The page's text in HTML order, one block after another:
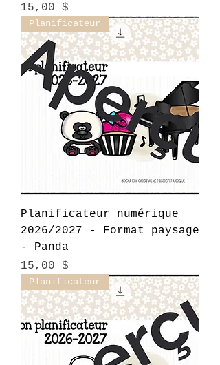
Prix
15,00 $
Planificateur
Planificateur numérique
2026/2027 - Format paysage
- Panda
Prix
15,00 $
Planificateur